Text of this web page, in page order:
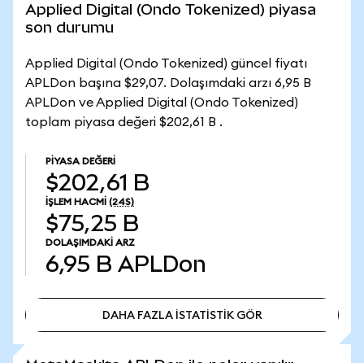
Applied Digital (Ondo Tokenized) piyasa
son durumu
Applied Digital (Ondo Tokenized) güncel fiyatı
APLDon başına $29,07. Dolaşımdaki arzı 6,95 B
APLDon ve Applied Digital (Ondo Tokenized)
toplam piyasa değeri $202,61 B .
PIYASA DEĞERI
$202,61 B
İŞLEM HACMI (24S)
$75,25 B
DOLAŞIMDAKI ARZ
6,95 B APLDon
DAHA FAZLA İSTATİSTİK GÖR